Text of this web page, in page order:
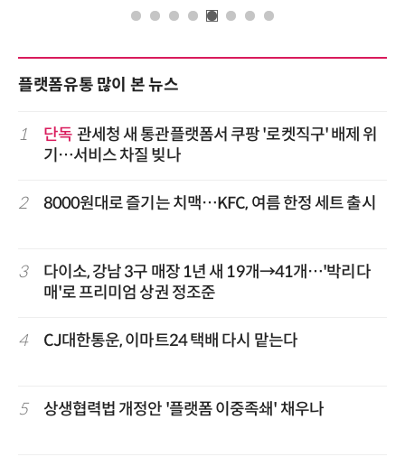
플랫폼유통 많이 본 뉴스
1 단독 관세청 새 통관플랫폼서 쿠팡 '로켓직구' 배제 위
기…서비스 차질 빚나
2 8000원대로 즐기는 치맥…KFC, 여름 한정 세트 출시
3
다이소, 강남 3구 매장 1년 새 19개→41개…'박리다
매'로 프리미엄 상권 정조준
4 CJ대한통운, 이마트24 택배 다시 맡는다
5 상생협력법 개정안 '플랫폼 이중족쇄' 채우나